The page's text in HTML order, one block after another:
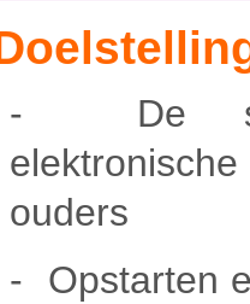
- De
ouders
- Opstarten